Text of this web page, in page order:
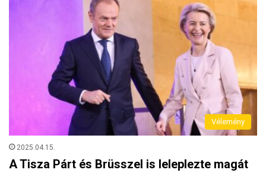
Vélemény
2025.04.15.
A Tisza Párt és Brüsszel is leleplezte magát